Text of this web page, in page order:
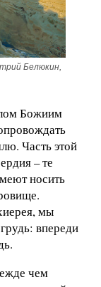
Белюкин,
Божиим
Часть этой
– те
носить
мы
впереди
чем